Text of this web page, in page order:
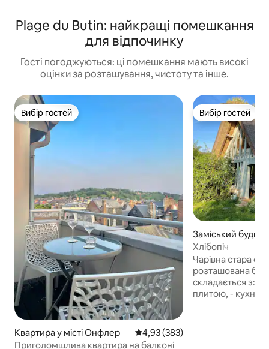
Plage du Butin: найкращі помешкання
для відпочинку
Гості погоджуються: ці помешкання мають високі
оцінки за розташування, чистоту та інше.
Вибір гостей
Вибір гостей
Квартира у місті Онфлер Середня оцінка: 4,93 з 5,
4,93 (383)
Приголомшлива квартира на балконі
Вибір гостей
Вибір гостей
Заміський
Saint-Wandrille-
Хлібопіч
Чарівна стара
розташована
складається з: -
плитою, - кухня, - нагорі: - Душова